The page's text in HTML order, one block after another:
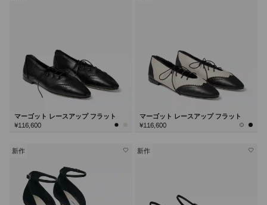
マーゴット レースアップ フラット
¥116,600
マーゴット レースアップ フラット
¥116,600
新作 新作